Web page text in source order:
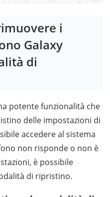
i
Galaxy
di
potente funzionalità che
delle impostazioni di
accedere al sistema
non risponde o non è
è possibile
di ripristino.